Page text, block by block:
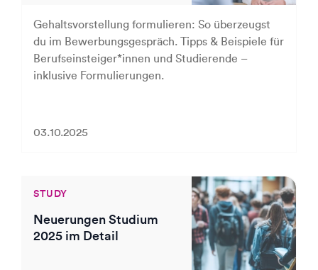
Gehaltsvorstellung formulieren: So überzeugst
du im Bewerbungsgespräch. Tipps & Beispiele für
Berufseinsteiger*innen und Studierende –
inklusive Formulierungen.
03.10.2025
STUDY
Neuerungen Studium
2025 im Detail